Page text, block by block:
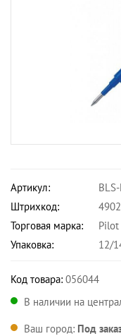
Артикул:
Штрихкод:
Торговая марка:
Pilot
Упаковка:
12/
Код товара: 056044
В наличии на
Ваш город: Под